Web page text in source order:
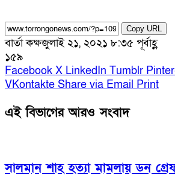
Copy URL
বার্তা কক্ষজুলাই ২১, ২০২১ ৮:৩৫ পূর্বাহ্ণ
১৫৯
Facebook X LinkedIn Tumblr
VKontakte Share via Email Print
এই বিভাগের আরও সংবাদ
সালমান শাহ হত্যা মামলায় ডন